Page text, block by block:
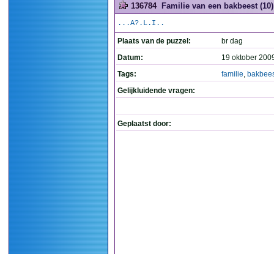
136784 Familie van een bakbeest (10)
...A?.L.I..
Plaats van de puzzel:
br dag
Datum:
19 oktober
Tags:
familie,
Gelijkluidende vragen:
Geplaatst door: